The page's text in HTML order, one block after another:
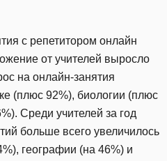
с репетитором онлайн
от учителей выросло
на онлайн-занятия
(плюс 92%), биологии (плюс
Среди учителей за год
больше всего увеличилось
географии (на 46%) и